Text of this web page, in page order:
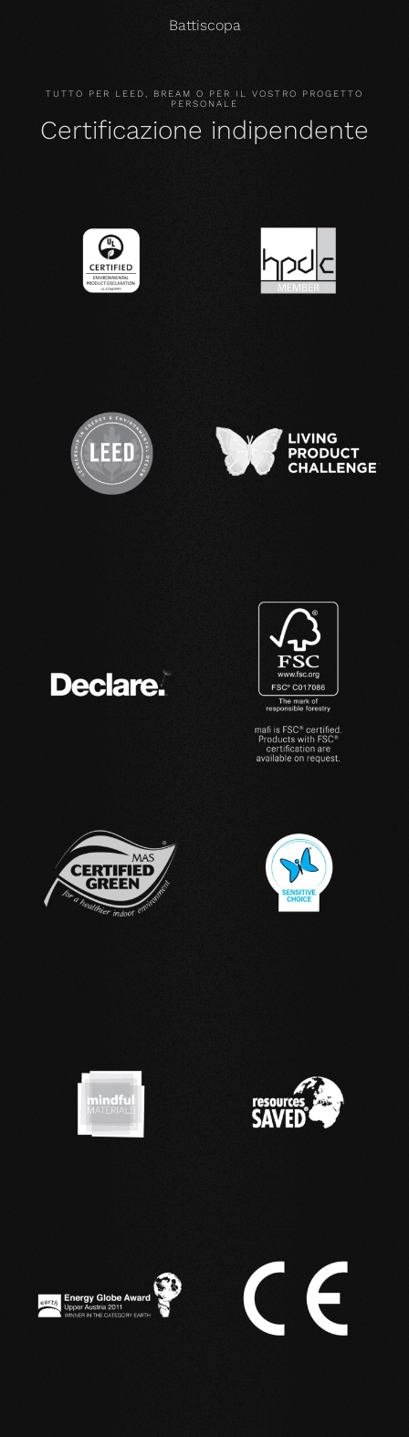
Battiscopa
TUTTO PER LEED, BREAM O PER IL VOSTRO PROGETTO
PERSONALE
Certificazione indipendente